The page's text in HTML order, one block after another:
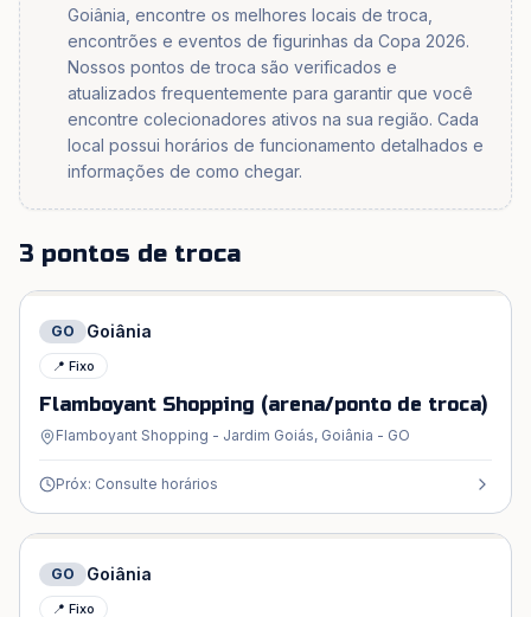
Goiânia, encontre os melhores locais de troca,
encontrões e eventos de figurinhas da Copa 2026.
Nossos pontos de troca são verificados e
atualizados frequentemente para garantir que você
encontre colecionadores ativos na sua região. Cada
local possui horários de funcionamento detalhados e
informações de como chegar.
3 pontos de troca
GO Goiânia
📍 Fixo
Flamboyant Shopping (arena/ponto de troca)
Flamboyant Shopping - Jardim Goiás, Goiânia - GO
Próx: Consulte horários
GO Goiânia
📍 Fixo